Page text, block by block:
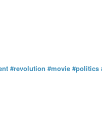
#revolution #movie #politics